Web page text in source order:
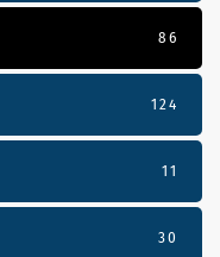
86
124
11
30